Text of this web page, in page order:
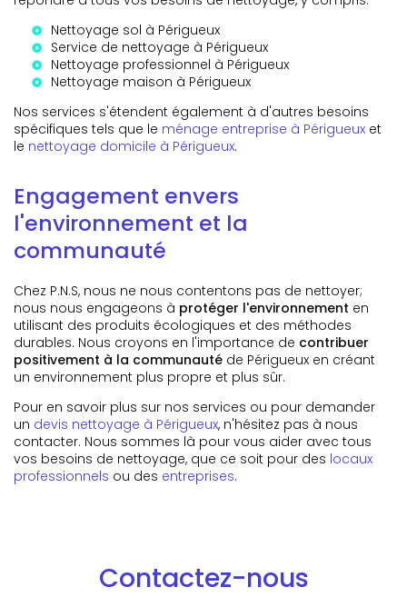
Nettoyage sol à Périgueux
Service de nettoyage à Périgueux
Nettoyage professionnel à Périgueux
Nettoyage maison à Périgueux
Nos services s'étendent également à d'autres besoins
spécifiques tels que le ménage entreprise à Périgueux et
le nettoyage domicile à Périgueux.
Engagement envers
l'environnement et la
communauté
Chez P.N.S, nous ne nous contentons pas de nettoyer;
nous nous engageons à protéger l'environnement en
utilisant des produits écologiques et des méthodes
durables. Nous croyons en l'importance de contribuer
positivement à la communauté de Périgueux en créant
un environnement plus propre et plus sûr.
Pour en savoir plus sur nos services ou pour demander
un devis nettoyage à Périgueux, n'hésitez pas à nous
contacter. Nous sommes là pour vous aider avec tous
vos besoins de nettoyage, que ce soit pour des locaux
professionnels ou des entreprises.
Contactez-nous